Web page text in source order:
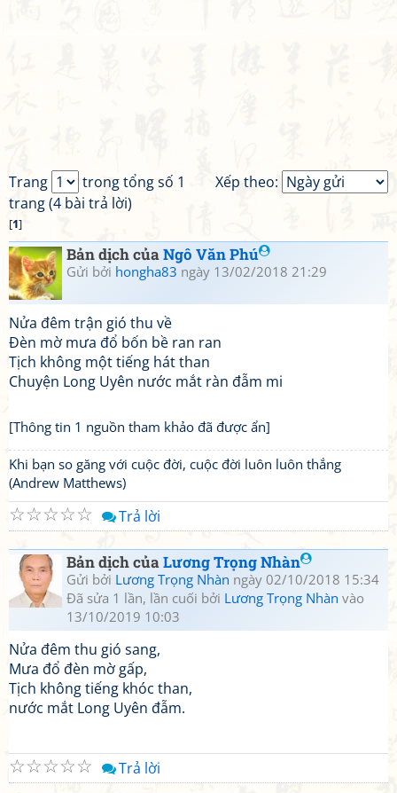
Xếp theo:
Trang
trong tổng số 1
trang (4 bài trả lời)
[1]
Bản dịch củaNgô Văn Phú
Gửi bởi hongha83 ngày 13/02/2018 21:29
Nửa đêm trận gió thu về
Đèn mờ mưa đổ bốn bề ran ran
Tịch không một tiếng hát than
Chuyện Long Uyên nước mắt ràn đẫm mi
[Thông tin 1 nguồn tham khảo đã được ẩn]
Khi bạn so găng với cuộc đời, cuộc đời luôn luôn thắng
(Andrew Matthews)
☆
☆
☆
☆
☆ Trả lời
Bản dịch củaLương Trọng Nhàn
Gửi bởi Lương Trọng Nhàn ngày 02/10/2018 15:34
Đã sửa 1 lần, lần cuối bởi Lương Trọng Nhàn vào
13/10/2019 10:03
Nửa đêm thu gió sang,
Mưa đổ đèn mờ gấp,
Tịch không tiếng khóc than,
nước mắt Long Uyên đẫm.
☆
☆
☆
☆
☆ Trả lời